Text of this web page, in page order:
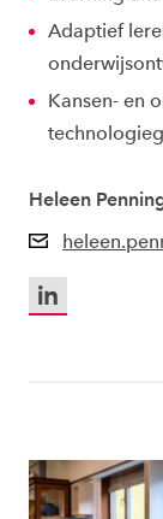
Adaptief
Kansen- en
Heleen
LinkedIn